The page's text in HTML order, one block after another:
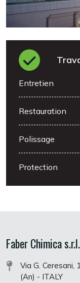
Entretien
Restauration
Polissage
Protection
Faber Chimica
Via G. Ceresani,
(An) - ITALY